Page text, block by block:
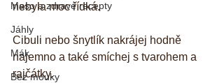
Maso a zdravé recepty
Jáhly
Mák
Bez mouky
nebyla moc řídká.
Cibuli nebo šnytlík nakrájej hodně
najemno a také smíchej s tvarohem a
rajčátky.